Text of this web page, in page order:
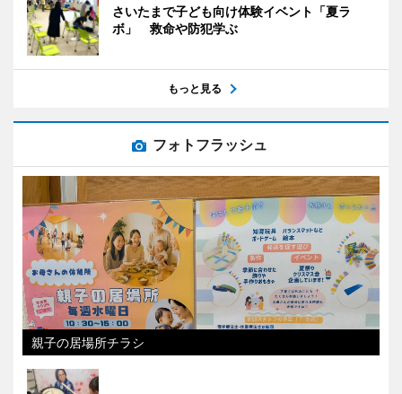
さいたまで子ども向け体験イベント「夏ラ
ボ」 救命や防犯学ぶ
もっと見る
フォトフラッシュ
親子の居場所チラシ